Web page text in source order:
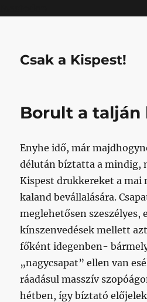
Csak a Kispest!
Borult a talján
Enyhe idő, már
délután bíztatta a mindig,
Kispest drukkereket a mai
kaland bevállalására.
meglehetősen szeszélyes,
kínszenvedések mellett
főként idegenben-
„nagycsapat” ellen van
ráadásul masszív
hétben, így bíztató